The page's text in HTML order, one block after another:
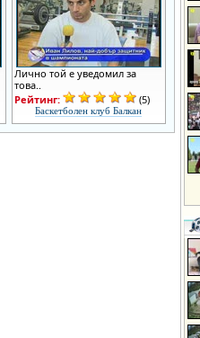
Лично той е уведомил за
това..
Рейтинг:
(5)
Баскетболен клуб Балкан